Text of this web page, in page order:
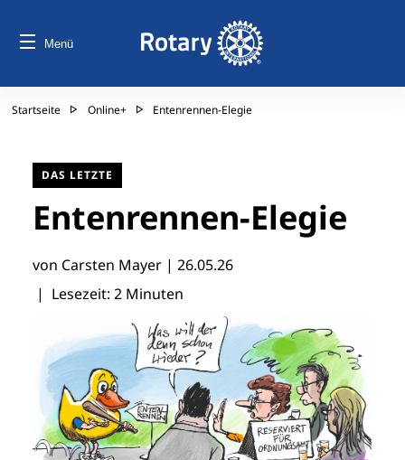
Menü
Startseite Online+ Entenrennen-Elegie
DAS LETZTE
Entenrennen-Elegie
von Carsten Mayer | 26.05.26
| Lesezeit: 2 Minuten